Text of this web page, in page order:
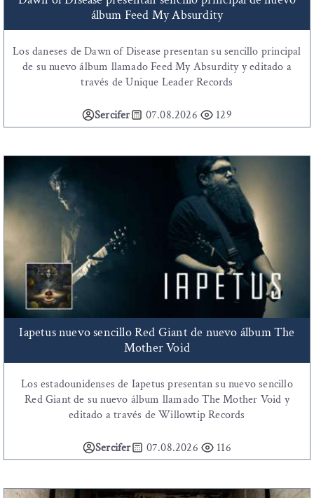
álbum Feed My Absurdity
Los daneses de Dawn of Disease presentan su sencillo principal
de su nuevo álbum llamado Feed My Absurdity y editado a
través de Unique Leader Records
Sercifer 07.08.2026 129
Iapetus nuevo sencillo Red Giant de nuevo álbum The
Mother Void
Los estadounidenses de Iapetus presentan su nuevo sencillo
Red Giant de su nuevo álbum llamado The Mother Void y
editado a través de Willowtip Records
Sercifer 07.08.2026 116